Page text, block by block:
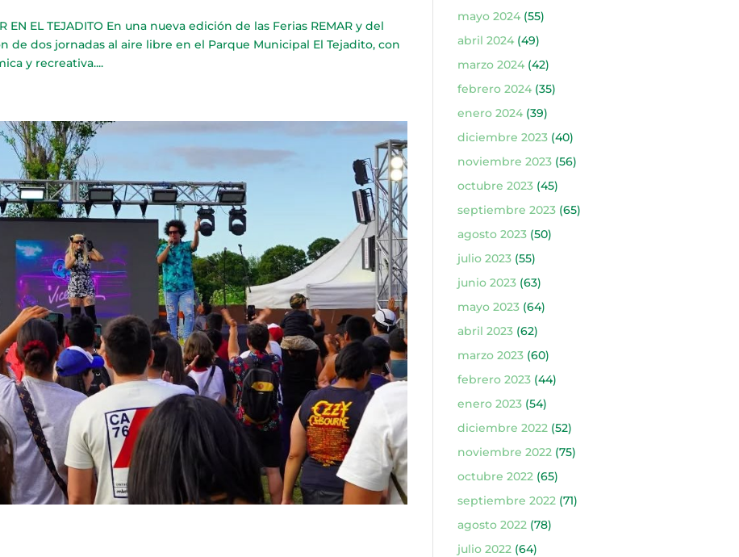
EN EL TEJADITO En una nueva edición de las Ferias REMAR y del
de dos jornadas al aire libre en el Parque Municipal El Tejadito, con
y recreativa....
mayo 2024(55)
abril 2024(49)
marzo 2024(42)
febrero 2024(35)
enero 2024(39)
diciembre 2023(40)
noviembre 2023(56)
octubre 2023(45)
septiembre 2023(65)
agosto 2023(50)
julio 2023(55)
junio 2023(63)
mayo 2023(64)
abril 2023(62)
marzo 2023(60)
febrero 2023(44)
enero 2023(54)
diciembre 2022(52)
noviembre 2022(75)
octubre 2022(65)
septiembre 2022(71)
agosto 2022(78)
julio 2022(64)